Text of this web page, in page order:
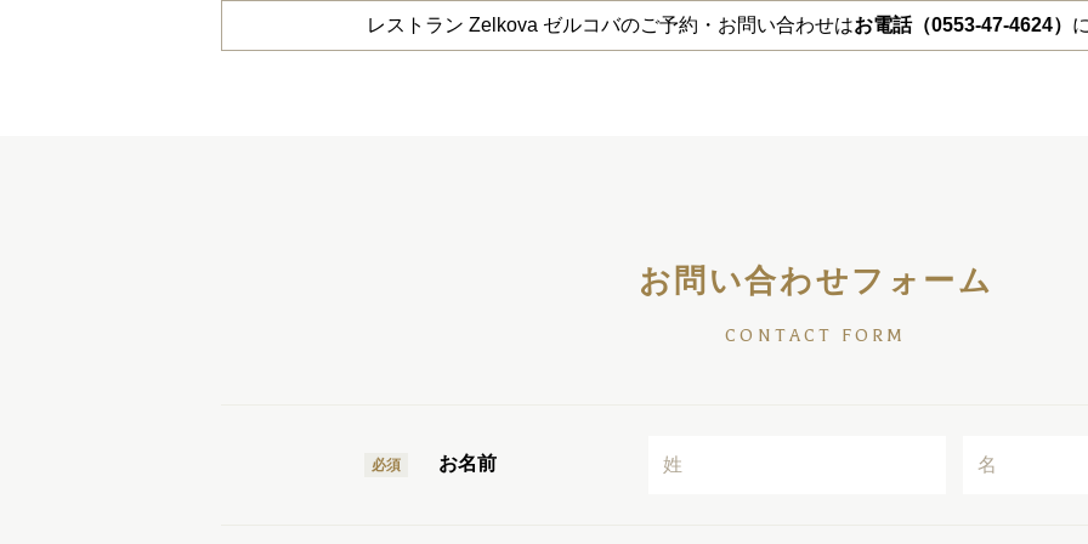
レストラン Zelkova ゼルコバのご予約・お問い合わせはお電話（0553-47-4624）
お問い合わせフォーム
CONTACT FORM
必須 お名前